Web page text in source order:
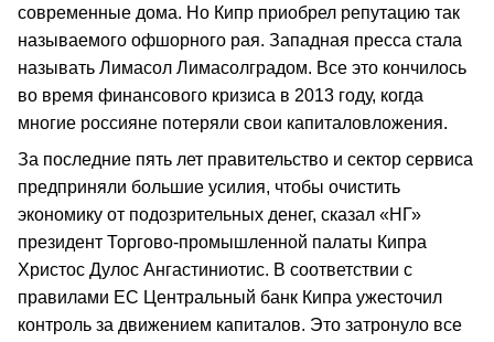
современные дома. Но Кипр приобрел репутацию так
называемого офшорного рая. Западная пресса стала
называть Лимасол Лимасолградом. Все это кончилось
во время финансового кризиса в 2013 году, когда
многие россияне потеряли свои капиталовложения.
За последние пять лет правительство и сектор сервиса
предприняли большие усилия, чтобы очистить
экономику от подозрительных денег, сказал «НГ»
президент Торгово-промышленной палаты Кипра
Христос Дулос Ангастиниотис. В соответствии с
правилами ЕС Центральный банк Кипра ужесточил
контроль за движением капиталов. Это затронуло все